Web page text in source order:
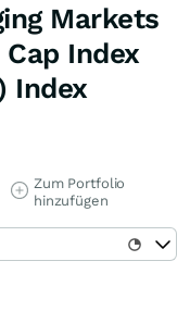
Markets
Cap Index
Index
Zum Portfolio
hinzufügen